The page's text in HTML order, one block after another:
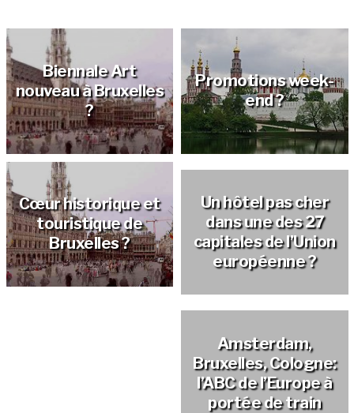
Biennale Art
nouveau à Bruxelles
?
Promotions week-
end ?
Cœur historique et
touristique de
Bruxelles ?
Provinces wallonnes
et flamandes en
Belgique ?
Un hôtel pas cher
dans une des 27
capitales de l’Union
européenne ?
Le nom des rivières
Inauguration du
Amsterdam,
Bruxelles, Cologne:
l’ABC de l’Europe à
portée de train